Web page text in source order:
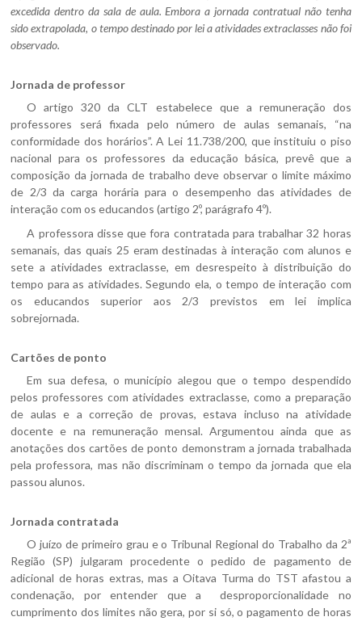
excedida dentro da sala de aula. Embora a jornada contratual não tenha
sido extrapolada, o tempo destinado por lei a atividades extraclasses não foi
observado.
Jornada de professor
O artigo 320 da CLT estabelece que a remuneração dos
professores será fixada pelo número de aulas semanais, “na
conformidade dos horários”. A Lei 11.738/200, que instituiu o piso
nacional para os professores da educação básica, prevê que a
composição da jornada de trabalho deve observar o limite máximo
de 2/3 da carga horária para o desempenho das atividades de
interação com os educandos (artigo 2º, parágrafo 4º).
A professora disse que fora contratada para trabalhar 32 horas
semanais, das quais 25 eram destinadas à interação com alunos e
sete a atividades extraclasse, em desrespeito à distribuição do
tempo para as atividades. Segundo ela, o tempo de interação com
os educandos superior aos 2/3 previstos em lei implica
sobrejornada.
Cartões de ponto
Em sua defesa, o município alegou que o tempo despendido
pelos professores com atividades extraclasse, como a preparação
de aulas e a correção de provas, estava incluso na atividade
docente e na remuneração mensal. Argumentou ainda que as
anotações dos cartões de ponto demonstram a jornada trabalhada
pela professora, mas não discriminam o tempo da jornada que ela
passou alunos.
Jornada contratada
O juízo de primeiro grau e o Tribunal Regional do Trabalho da 2ª
Região (SP) julgaram procedente o pedido de pagamento de
adicional de horas extras, mas a Oitava Turma do TST afastou a
condenação, por entender que a desproporcionalidade no
cumprimento dos limites não gera, por si só, o pagamento de horas